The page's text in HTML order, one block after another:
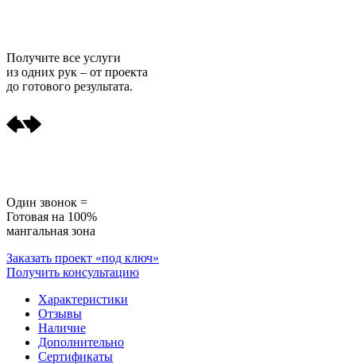
Получите все услуги
из одних рук – от проекта
до готового результата.
Один звонок =
Готовая на 100%
мангальная зона
Заказать проект «под ключ»
Получить консультацию
Характеристики
Отзывы
Наличие
Дополнительно
Сертификаты